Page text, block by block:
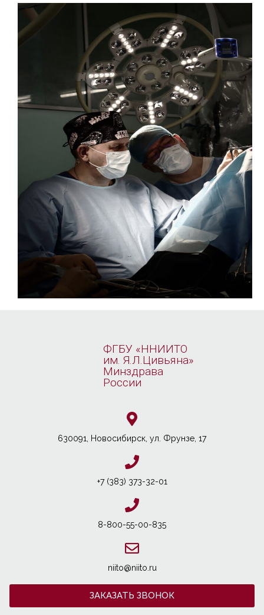
ФГБУ «ННИИТО
им. Я.Л.Цивьяна»
Минздрава
России
630091, Новосибирcк, ул. Фрунзе, 17
+7 (383) 373-32-01
8-800-55-00-835
niito@niito.ru
ЗАКАЗАТЬ ЗВОНОК